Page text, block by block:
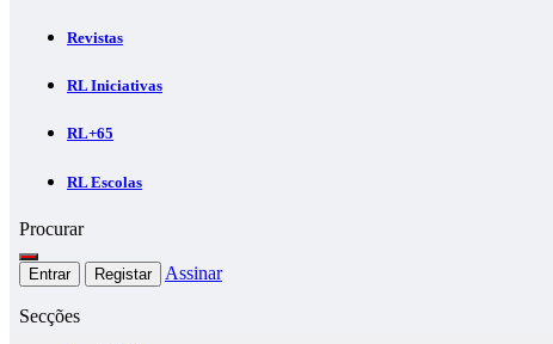
Revistas
RL Iniciativas
RL+65
RL Escolas
Procurar
Entrar Registar Assinar
Secções